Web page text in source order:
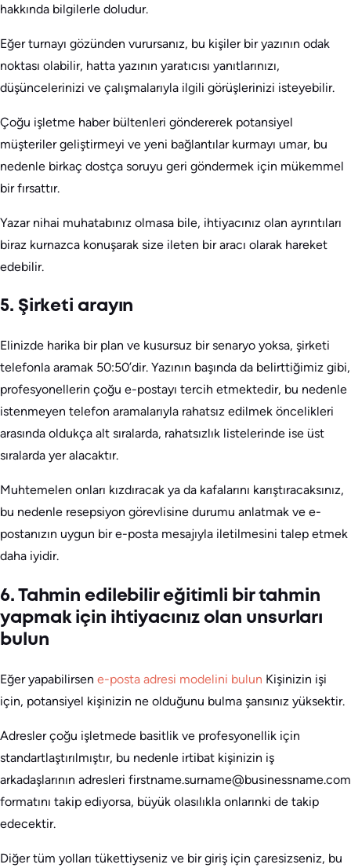
hakkında bilgilerle doludur.
Eğer turnayı gözünden vurursanız, bu kişiler bir yazının odak
noktası olabilir, hatta yazının yaratıcısı yanıtlarınızı,
düşüncelerinizi ve çalışmalarıyla ilgili görüşlerinizi isteyebilir.
Çoğu işletme haber bültenleri göndererek potansiyel
müşteriler geliştirmeyi ve yeni bağlantılar kurmayı umar, bu
nedenle birkaç dostça soruyu geri göndermek için mükemmel
bir fırsattır.
Yazar nihai muhatabınız olmasa bile, ihtiyacınız olan ayrıntıları
biraz kurnazca konuşarak size ileten bir aracı olarak hareket
edebilir.
5. Şirketi arayın
Elinizde harika bir plan ve kusursuz bir senaryo yoksa, şirketi
telefonla aramak 50:50’dir. Yazının başında da belirttiğimiz gibi,
profesyonellerin çoğu e-postayı tercih etmektedir, bu nedenle
istenmeyen telefon aramalarıyla rahatsız edilmek öncelikleri
arasında oldukça alt sıralarda, rahatsızlık listelerinde ise üst
sıralarda yer alacaktır.
Muhtemelen onları kızdıracak ya da kafalarını karıştıracaksınız,
bu nedenle resepsiyon görevlisine durumu anlatmak ve e-
postanızın uygun bir e-posta mesajıyla iletilmesini talep etmek
daha iyidir.
6. Tahmin edilebilir eğitimli bir tahmin
yapmak için ihtiyacınız olan unsurları
bulun
Eğer yapabilirsen e-posta adresi modelini bulun Kişinizin işi
için, potansiyel kişinizin ne olduğunu bulma şansınız yüksektir.
Adresler çoğu işletmede basitlik ve profesyonellik için
standartlaştırılmıştır, bu nedenle irtibat kişinizin iş
arkadaşlarının adresleri firstname.surname@businessname.com
formatını takip ediyorsa, büyük olasılıkla onlarınki de takip
edecektir.
Diğer tüm yolları tükettiyseniz ve bir giriş için çaresizseniz, bu